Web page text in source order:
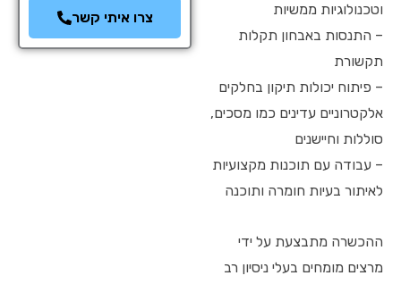
וטכנולוגיות ממשיות
– התנסות באבחון תקלות
תקשורת
– פיתוח יכולות תיקון בחלקים
אלקטרוניים עדינים כמו מסכים,
סוללות וחיישנים
– עבודה עם תוכנות מקצועיות
לאיתור בעיות חומרה ותוכנה
ההכשרה מתבצעת על ידי
מרצים מומחים בעלי ניסיון רב
צרו איתי קשר